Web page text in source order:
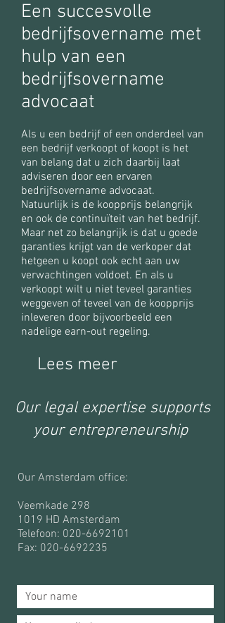
Our Amsterdam office:
Veemkade 298
1019 HD Amsterdam
Telefoon: 020-6692101
Fax: 020-6692235
Our legal expertise supports
your entrepreneurship
Een succesvolle
bedrijfsovername met
hulp van een
bedrijfsovername
advocaat
Als u een bedrijf of een onderdeel van
een bedrijf verkoopt of koopt is het
van belang dat u zich daarbij laat
adviseren door een ervaren
bedrijfsovername advocaat.
Natuurlijk is de koopprijs belangrijk
en ook de continuïteit van het bedrijf.
Maar net zo belangrijk is dat u goede
garanties krijgt van de verkoper dat
hetgeen u koopt ook echt aan uw
verwachtingen voldoet. En als u
verkoopt wilt u niet teveel garanties
weggeven of teveel van de koopprijs
inleveren door bijvoorbeeld een
nadelige earn-out regeling.
Lees meer